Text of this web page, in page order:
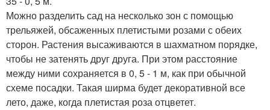
Можно разделить сад на несколько зон с помощью
трельяжей, обсаженных плетистыми розами с обеих
сторон. Растения высаживаются в шахматном порядке,
чтобы не затенять друг друга. При этом расстояние
между ними сохраняется в 0, 5 - 1 м, как при обычной
схеме посадки. Такая ширма будет декоративной все
лето, даже, когда плетистая роза отцветет.